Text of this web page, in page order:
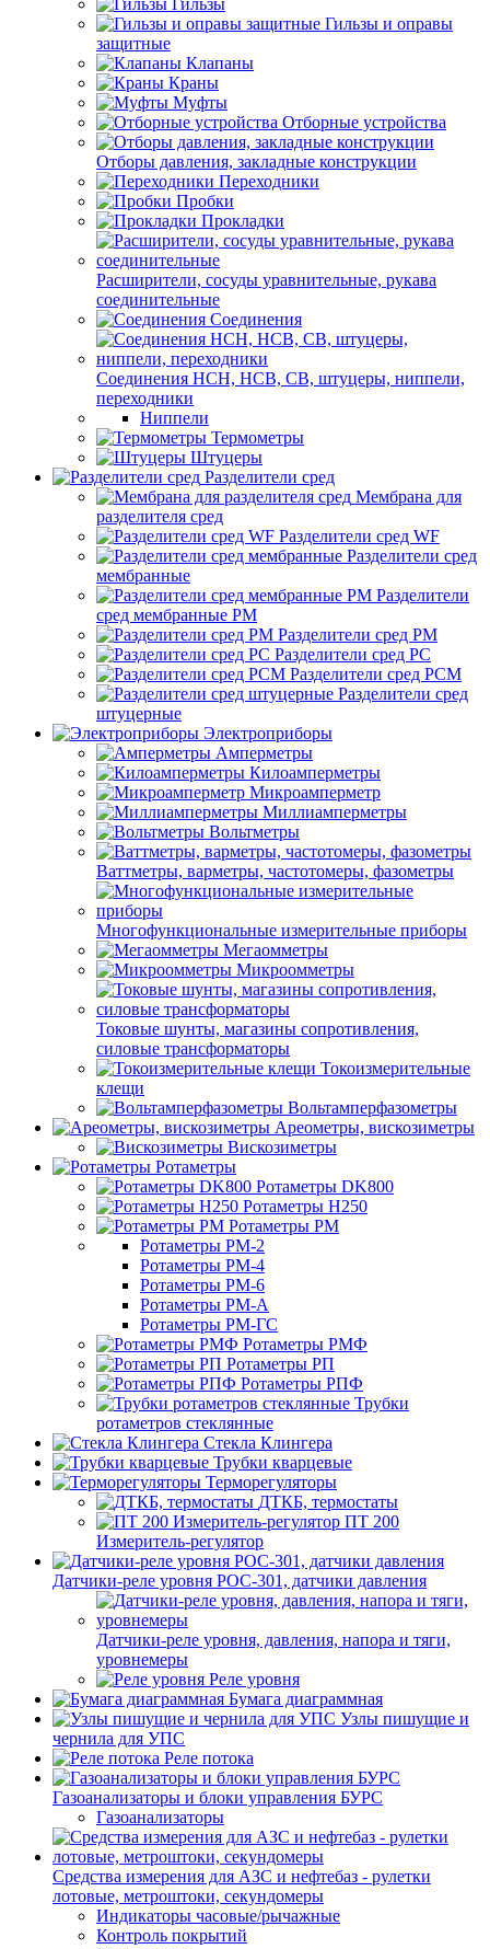
Гильзы
Гильзы и оправы
защитные
Клапаны
Краны
Муфты
Отборные устройства
Отборы давления, закладные конструкции
Переходники
Пробки
Прокладки
Расширители, сосуды уравнительные, рукава
соединительные
Соединения
Соединения НСН, НСВ, СВ, штуцеры, ниппели,
переходники
Ниппели
Термометры
Штуцеры
Разделители сред
Мембрана для
разделителя сред
Разделители сред WF
Разделители сред
мембранные
Разделители
сред мембранные РМ
Разделители сред РМ
Разделители сред РС
Разделители сред РСМ
Разделители сред
штуцерные
Электроприборы
Амперметры
Килоамперметры
Микроамперметр
Миллиамперметры
Вольтметры
Ваттметры, варметры, частотомеры, фазометры
Многофункциональные измерительные приборы
Мегаомметры
Микроомметры
Токовые шунты, магазины сопротивления,
силовые трансформаторы
Токоизмерительные
клещи
Вольтамперфазометры
Ареометры, вискозиметры
Вискозиметры
Ротаметры
Ротаметры DK800
Ротаметры H250
Ротаметры РМ
Ротаметры РМ-2
Ротаметры РМ-4
Ротаметры РМ-6
Ротаметры РМ-А
Ротаметры РМ-ГС
Ротаметры РМФ
Ротаметры РП
Ротаметры РПФ
Трубки
ротаметров стеклянные
Стекла Клингера
Трубки кварцевые
Терморегуляторы
ДТКБ, термостаты
ПТ 200
Измеритель-регулятор
Датчики-реле уровня РОС-301, датчики давления
Датчики-реле уровня, давления, напора и тяги,
уровнемеры
Реле уровня
Бумага диаграммная
Узлы пишущие и
чернила для УПС
Реле потока
Газоанализаторы и блоки управления БУРС
Газоанализаторы
Средства измерения для АЗС и нефтебаз - рулетки
лотовые, метроштоки, секундомеры
Индикаторы часовые/рычажные
Контроль покрытий